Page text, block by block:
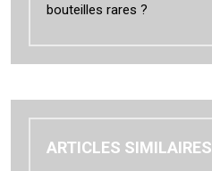
bouteilles rares ?
ARTICLES SIMILAIRES